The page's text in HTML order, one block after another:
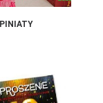
PINIATY